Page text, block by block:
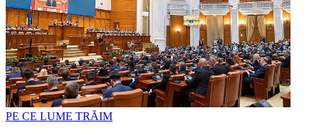
PE CE LUME TRĂIM